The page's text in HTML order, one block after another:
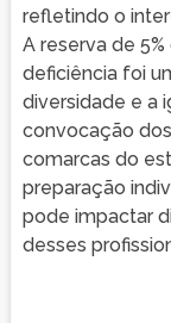
refletindo o
A reserva de
deficiência foi
diversidade e a
convocação
comarcas do
preparação
pode impactar
desses